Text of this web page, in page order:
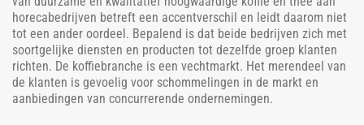
horecabedrijven betreft een accentverschil en leidt daarom niet
tot een ander oordeel. Bepalend is dat beide bedrijven zich met
soortgelijke diensten en producten tot dezelfde groep klanten
richten. De koffiebranche is een vechtmarkt. Het merendeel van
de klanten is gevoelig voor schommelingen in de markt en
aanbiedingen van concurrerende ondernemingen.